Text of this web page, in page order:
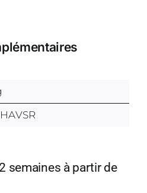
semaines à partir de